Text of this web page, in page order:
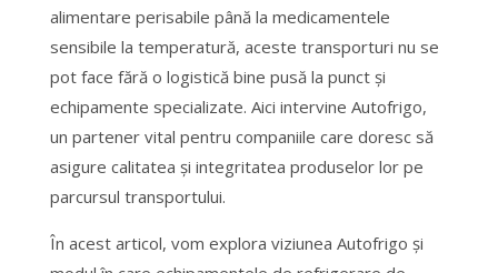
alimentare perisabile până la medicamentele
sensibile la temperatură, aceste transporturi nu se
pot face fără o logistică bine pusă la punct și
echipamente specializate. Aici intervine Autofrigo,
un partener vital pentru companiile care doresc să
asigure calitatea și integritatea produselor lor pe
parcursul transportului.
În acest articol, vom explora viziunea Autofrigo și